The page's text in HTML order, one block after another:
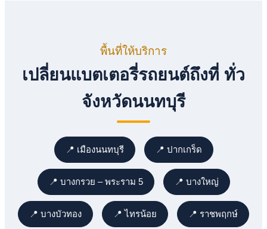
พื้นที่ให้บริการ
เปลี่ยนแบตเตอรี่รถยนต์ถึงที่ ทั่ว
จังหวัดนนทบุรี
📍 เมืองนนทบุรี 📍 ปากเกร็ด
📍 บางกรวย – พระราม 5 📍 บางใหญ่
📍 บางบัวทอง 📍 ไทรน้อย 📍 ราชพฤกษ์